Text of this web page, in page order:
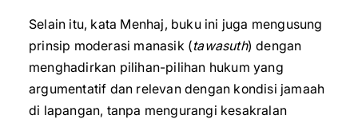
Selain itu, kata Menhaj, buku ini juga mengusung
prinsip moderasi manasik (tawasuth) dengan
menghadirkan pilihan-pilihan hukum yang
argumentatif dan relevan dengan kondisi jamaah
di lapangan, tanpa mengurangi kesakralan